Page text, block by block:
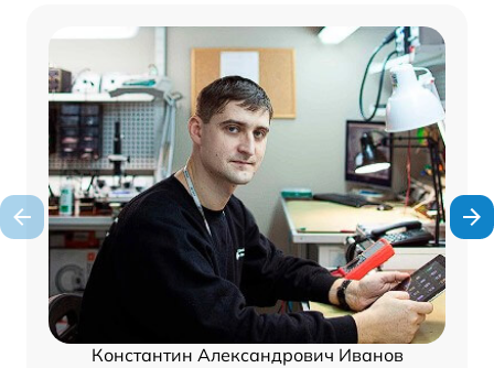
Константин Александрович Иванов